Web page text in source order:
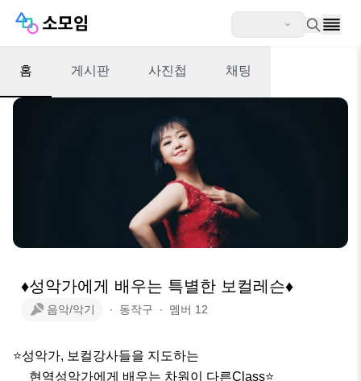
홈 게시판 사진첩 채팅
♦성악가에게 배우는 특별한 보컬레슨♦
음악/악기 ∙ 동작구 ∙ 멤버 12
⭐성악가, 보컬강사들을 지도하는